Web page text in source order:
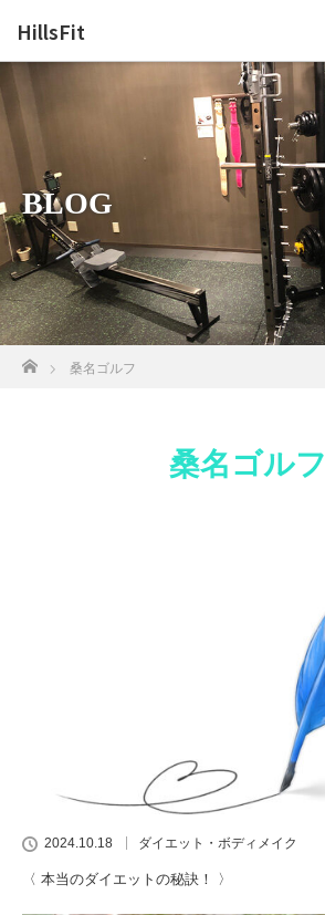
HillsFit
BLOG
ホーム
桑名ゴルフ
桑名ゴルフ
2024.10.18 ダイエット・ボディメイク
〈 本当のダイエットの秘訣！ 〉